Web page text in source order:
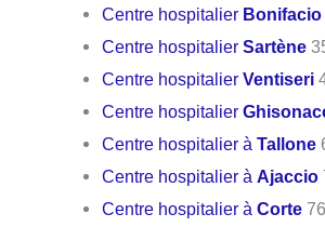
Centre hospitalier Bonifacio
Centre hospitalierSartène
Centre hospitalierVentiseri
Centre hospitalier
Centre hospitalier àTallone
Centre hospitalier àAjaccio
Centre hospitalier àCorte